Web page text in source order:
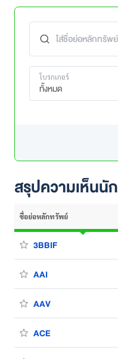
โบรกเกอร์
ทั้งหมด
สรุปความเห็นนั
ชื่อย่อหลักทรัพย์
3BBIF
AAI
AAV
ACE